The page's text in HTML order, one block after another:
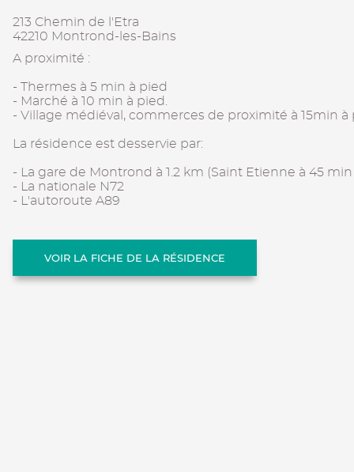
213 Chemin de l'Etra
42210 Montrond-les-Bains
A proximité :
- Thermes à 5 min à pied
- Marché à 10 min à pied.
- Village médiéval, commerces de proximité à 15min à
La résidence est desservie par:
- La gare de Montrond à 1.2 km (Saint Etienne à 45 min
- La nationale N72
- L'autoroute A89
VOIR LA FICHE DE LA RÉSIDENCE